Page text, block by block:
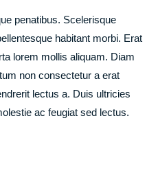
penatibus. Scelerisque
habitant morbi. Erat
lorem mollis aliquam. Diam
non consectetur a erat
lectus a. Duis ultricies
ac feugiat sed lectus.